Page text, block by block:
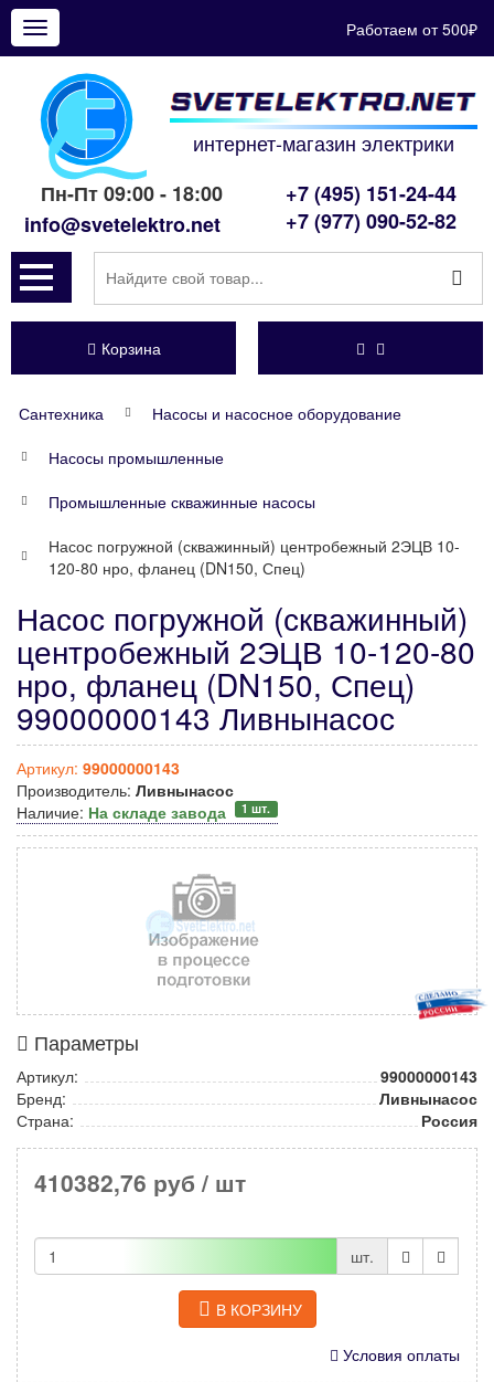
Показать
меню
Работаем от 500₽
интернет-магазин электрики
Пн-Пт 09:00 - 18:00
info@svetelektro.net
+7 (495) 151-24-44
+7 (977) 090-52-82
Корзина
Сантехника
Насосы и насосное оборудование
Насосы промышленные
Промышленные скважинные насосы
Насос погружной (скважинный) центробежный 2ЭЦВ 10-
120-80 нро, фланец (DN150, Спец)
Насос погружной (скважинный)
центробежный 2ЭЦВ 10-120-80
нро, фланец (DN150, Спец)
99000000143 Ливнынасос
Артикул: 99000000143
Производитель: Ливнынасос
Наличие: На складе завода 1 шт.
Параметры
Артикул:
99000000143
Бренд:
Ливнынасос
Страна:
Россия
410382,76 руб / шт
шт.
В КОРЗИНУ
Условия оплаты